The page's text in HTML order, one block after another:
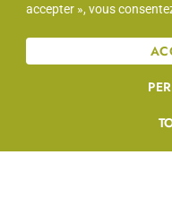
accepter », vous